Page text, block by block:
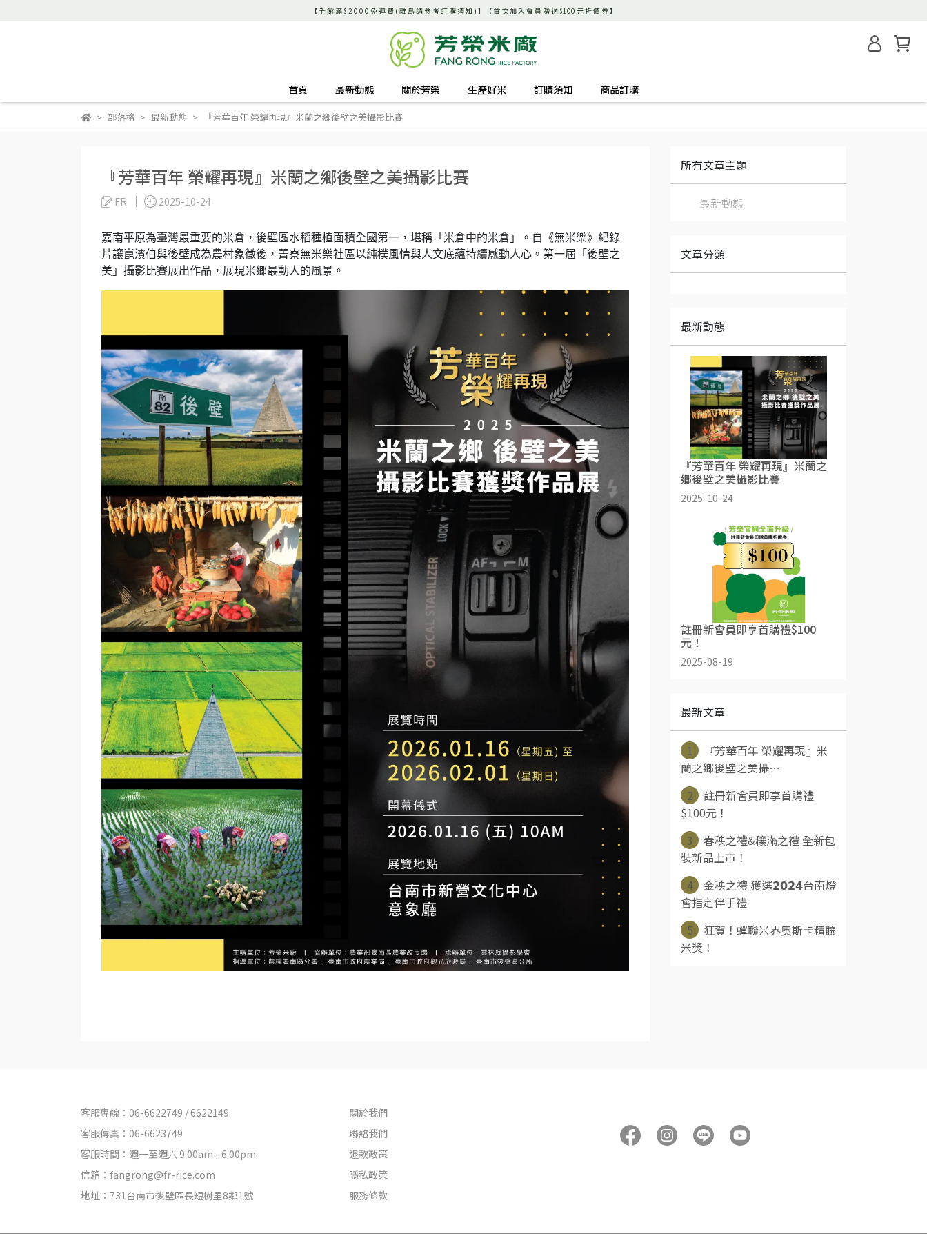
【 全 館 滿 $ 2 0 0 0 免 運 費 ( 離 島 請 參 考 訂 購 須 知 ) 】【 首 次 加 入 會 員 贈 送 $100 元 折 價 券 】
首頁 最新動態 關於芳榮 生產好米 訂購須知 商品訂購
部落格 最新動態 『芳華百年 榮耀再現』米蘭之鄉後壁之美攝影比賽
『芳華百年 榮耀再現』米蘭之鄉後壁之美攝影比賽
FR 2025-10-24
嘉南平原為臺灣最重要的米倉，後壁區水稻種植面積全國第一，堪稱「米倉中的米倉」。自《無米樂》紀錄
片讓崑濱伯與後壁成為農村象徵後，菁寮無米樂社區以純樸風情與人文底蘊持續感動人心。第一屆「後壁之
美」攝影比賽展出作品，展現米鄉最動人的風景。
所有文章主題
最新動態
文章分類
最新動態
『芳華百年 榮耀再現』米蘭之
鄉後壁之美攝影比賽
2025-10-24
註冊新會員即享首購禮$100
元！
2025-08-19
最新文章
1
『芳華百年 榮耀再現』米
蘭之鄉後壁之美攝⋯
2
註冊新會員即享首購禮
$100元！
3
春秧之禮&穰滿之禮 全新包
裝新品上市！
4
金秧之禮 獲選𝟮𝟬𝟮𝟰台南燈
會指定伴手禮
5
狂賀！蟬聯米界奧斯卡精饌
米獎！
客服專線：06-6622749 / 6622149
客服傳真：06-6623749
客服時間：週一至週六 9:00am - 6:00pm
信箱：fangrong@fr-rice.com
地址：731台南市後壁區長短樹里8鄰1號
關於我們
聯絡我們
退款政策
隱私政策
服務條款